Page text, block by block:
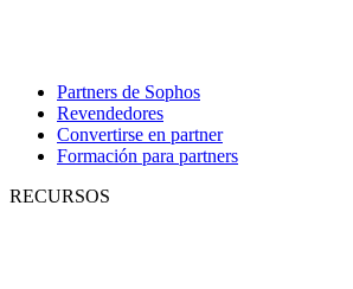
Partners de Sophos
Revendedores
Convertirse en partner
Formación para partners
RECURSOS